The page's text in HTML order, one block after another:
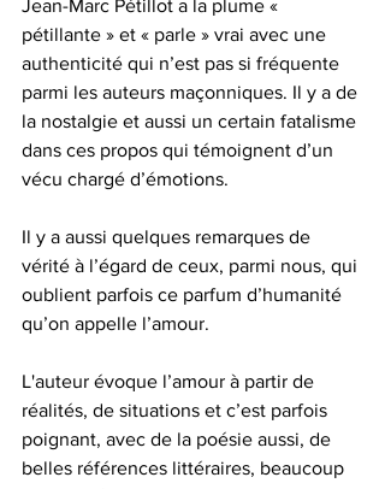
Jean-Marc Pétillot a la plume «
pétillante » et « parle » vrai avec une
authenticité qui n’est pas si fréquente
parmi les auteurs maçonniques. Il y a de
la nostalgie et aussi un certain fatalisme
dans ces propos qui témoignent d’un
vécu chargé d’émotions.
Il y a aussi quelques remarques de
vérité à l’égard de ceux, parmi nous, qui
oublient parfois ce parfum d’humanité
qu’on appelle l’amour.
L'auteur évoque l’amour à partir de
réalités, de situations et c’est parfois
poignant, avec de la poésie aussi, de
belles références littéraires, beaucoup